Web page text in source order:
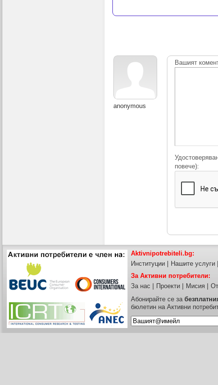
anonymous
Вашият
повече):
Aktivnipotrebiteli.bg:
Институции
Нашите услуги
За Активни потребители:
За нас
Проекти Мисия
Абонирайте се за
бюлетин на Активни